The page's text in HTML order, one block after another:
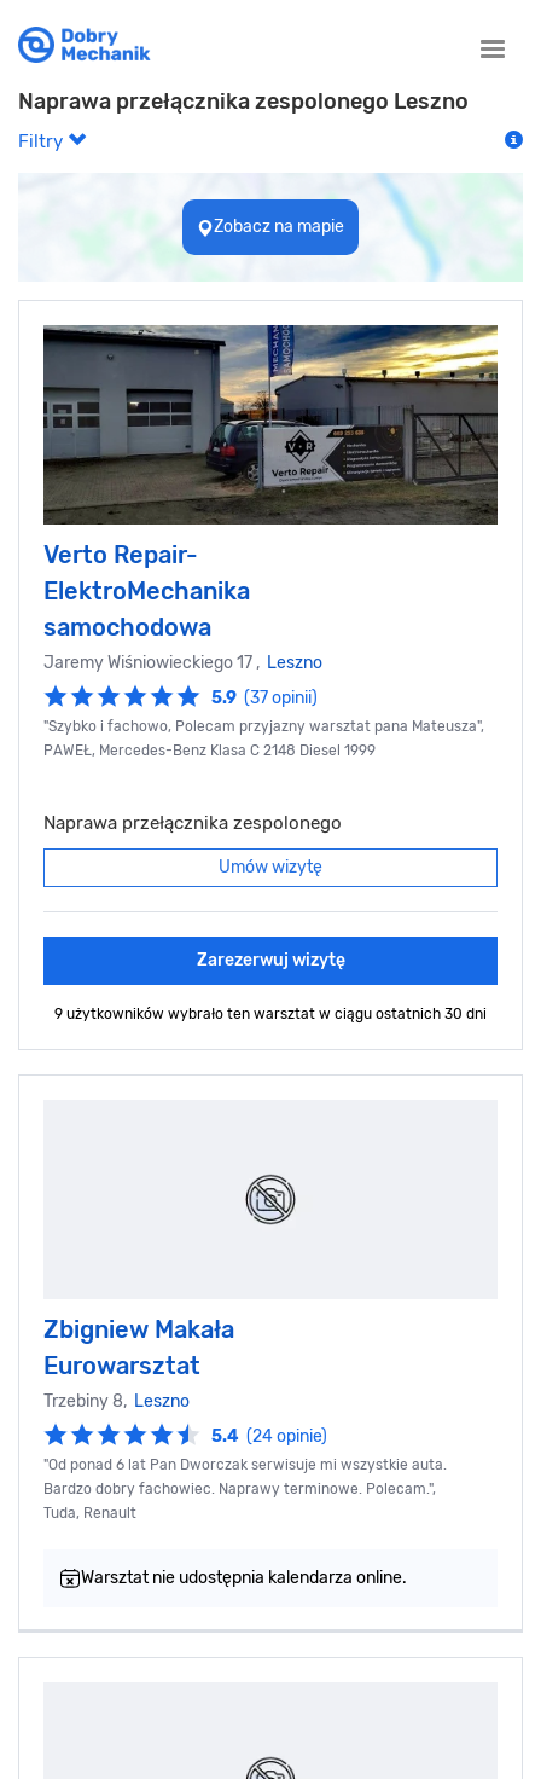
Toggle
Naprawa przełącznika zespolonego Leszno
Filtry
Zobacz na mapie
Verto Repair-
ElektroMechanika
samochodowa
Jaremy Wiśniowieckiego 17 , Leszno
5.9 (37 opinii)
"Szybko i fachowo, Polecam przyjazny warsztat pana Mateusza",
PAWEŁ, Mercedes-Benz Klasa C 2148 Diesel 1999
Naprawa przełącznika zespolonego
Umów wizytę
Zarezerwuj wizytę
9 użytkowników wybrało ten warsztat w ciągu ostatnich 30 dni
Zbigniew Makała
Eurowarsztat
Trzebiny 8, Leszno
5.4 (24 opinie)
"Od ponad 6 lat Pan Dworczak serwisuje mi wszystkie auta.
Bardzo dobry fachowiec. Naprawy terminowe. Polecam.",
Tuda, Renault
Warsztat nie udostępnia kalendarza online.